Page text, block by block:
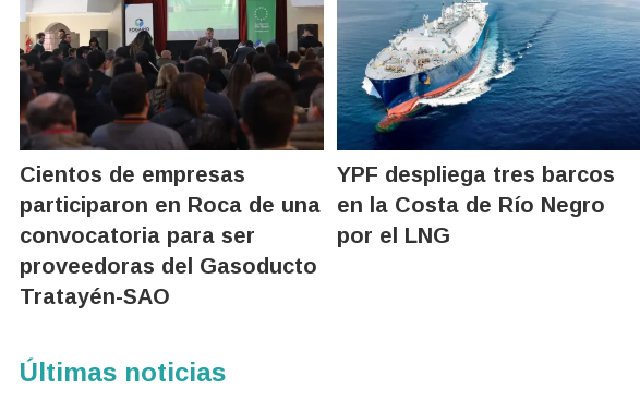
Cientos de empresas
participaron en Roca de una
convocatoria para ser
proveedoras del Gasoducto
Tratayén-SAO
YPF despliega tres barcos
en la Costa de Río Negro
por el LNG
Últimas noticias